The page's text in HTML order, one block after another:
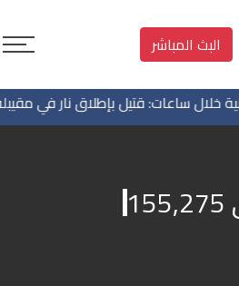
البث المباشر
ساعات: قتيل بإطلاق نار في مقيبلة بأراضي